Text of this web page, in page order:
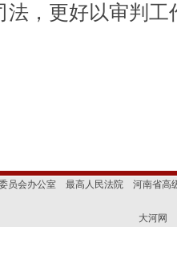
法，更好以审判
员会办公室 最高人民法院 河南省高
大河网